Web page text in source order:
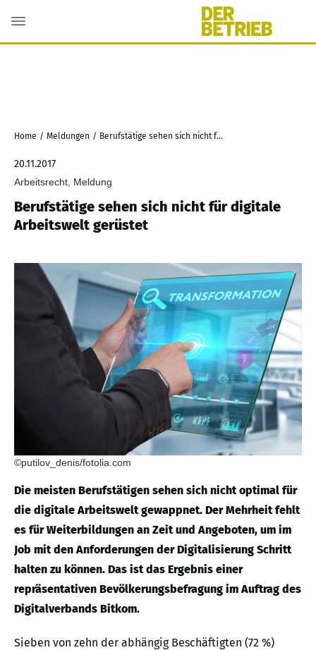
Home / Meldungen / Berufstätige sehen sich nicht für digitale Arbeitswelt gerüstet
20.11.2017
Arbeitsrecht, Meldung
Berufstätige sehen sich nicht für digitale
Arbeitswelt gerüstet
©putilov_denis/fotolia.com
Die meisten Berufstätigen sehen sich nicht optimal für
die digitale Arbeitswelt gewappnet. Der Mehrheit fehlt
es für Weiterbildungen an Zeit und Angeboten, um im
Job mit den Anforderungen der Digitalisierung Schritt
halten zu können. Das ist das Ergebnis einer
repräsentativen Bevölkerungsbefragung im Auftrag des
Digitalverbands Bitkom.
Sieben von zehn der abhängig Beschäftigten (72 %)